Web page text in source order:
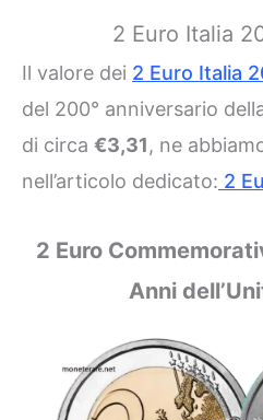
2 Euro Italia
Il valore dei 2 Euro Italia
del 200° anniversario
di circa €3,31, ne
nell’articolo dedicato: 2
2 Euro
Anni